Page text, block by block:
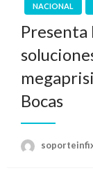
NACIONAL
Presenta
Bocas